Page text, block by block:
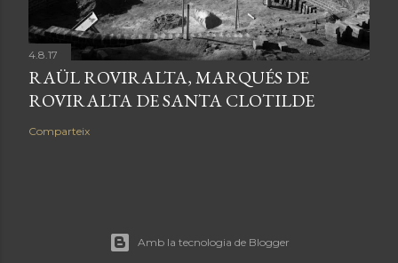
4.8.17
RAÜL ROVIRALTA, MARQUÉS DE
ROVIRALTA DE SANTA CLOTILDE
Comparteix
Amb la tecnologia de Blogger